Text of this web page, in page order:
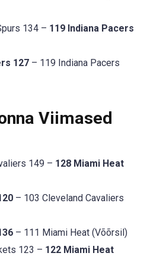
134 – 119 Indiana Pacers
127 – 119 Indiana Pacers
Viimased
149 – 128 Miami Heat
– 103 Cleveland Cavaliers
– 111 Miami Heat (Võõrsil)
123 – 122 Miami Heat